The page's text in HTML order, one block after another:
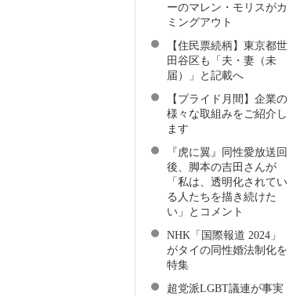
ーのマレン・モリスがカ
ミングアウト
【住民票続柄】東京都世
田谷区も「夫・妻（未
届）」と記載へ
【プライド月間】企業の
様々な取組みをご紹介し
ます
『虎に翼』同性愛放送回
後、脚本の吉田さんが
「私は、透明化されてい
る人たちを描き続けた
い」とコメント
NHK「国際報道 2024」
がタイの同性婚法制化を
特集
超党派LGBT議連が事実